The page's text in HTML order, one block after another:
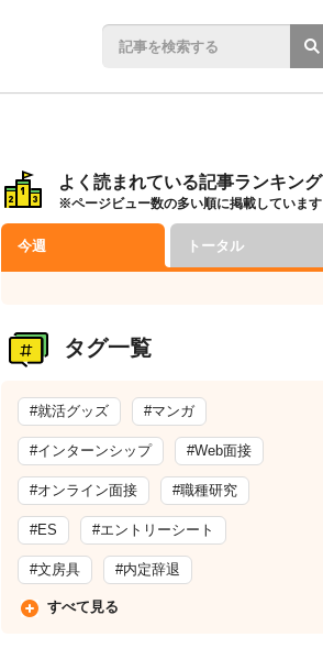
よく読まれている記事ランキング
※ページビュー数の多い順に掲載しています
今週 トータル
タグ一覧
#就活グッズ #マンガ
#インターンシップ #Web面接
#オンライン面接 #職種研究
#ES #エントリーシート
#文房具 #内定辞退
すべて見る